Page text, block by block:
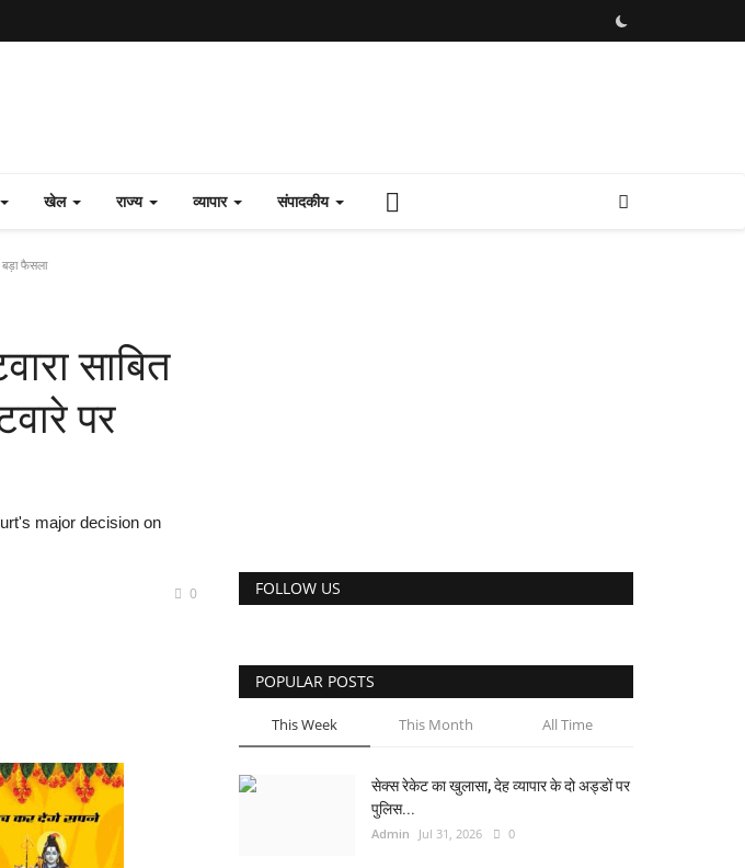
खेल राज्य व्यापार संपादकीय
बड़ा फैसला
साबित
पर
major decision on
0 FOLLOW US
POPULAR POSTS
This Week This Month All Time
सेक्स रेकेट का खुलासा, देह व्यापार के दो अड्डों पर
पुलिस...
Admin Jul 31, 2026 0